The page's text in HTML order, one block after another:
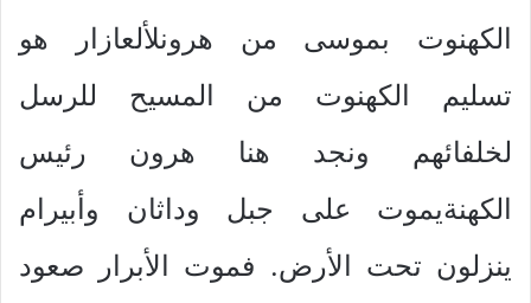
الكهنوت بموسى من هرونلألعازار هو
تسليم الكهنوت من المسيح للرسل
لخلفائهم ونجد هنا هرون رئيس
الكهنةيموت على جبل وداثان وأبيرام
ينزلون تحت الأرض. فموت الأبرار صعود